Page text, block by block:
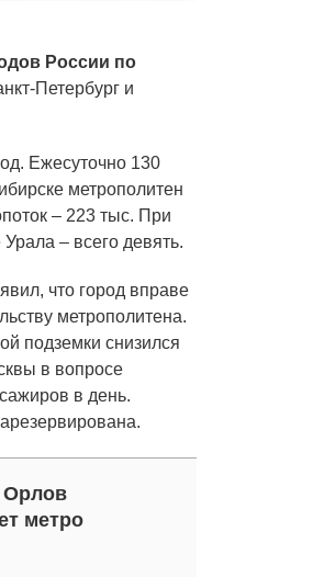
России по
Петербург и
Ежесуточно 130
метрополитен
– 223 тыс. При
– всего девять.
что город вправе
метрополитена.
подземки снизился
в вопросе
в день.
Орлов
метро